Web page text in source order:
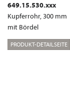
649.15.530.xxx
Kupferrohr, 300 mm
mit Bördel
PRODUKT-DETAILSEITE